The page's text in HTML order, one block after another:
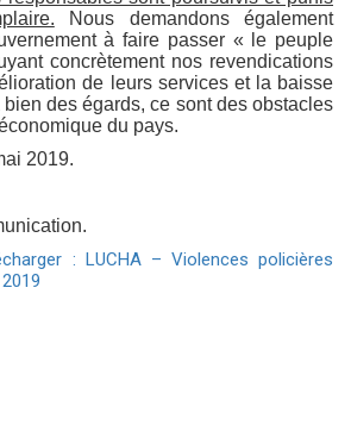
Nous demandons également
à faire passer « le peuple
concrètement nos revendications
de leurs services et la baisse
des égards, ce sont des obstacles
du pays.
2019.
: LUCHA – Violences policières